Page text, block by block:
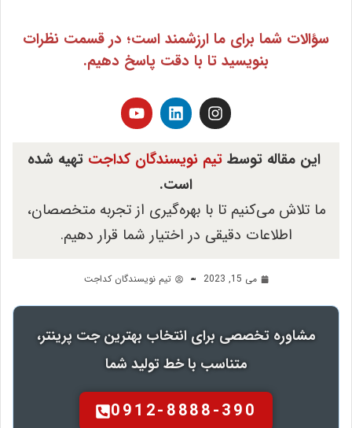
سؤالات شما برای ما ارزشمند است؛ در قسمت نظرات
بنویسید تا با دقت پاسخ دهیم.
این مقاله توسطتیم نویسندگان کداجتتهیه شده
است.
ما تلاش می‌کنیم تا با بهره‌گیری از تجربه متخصصان،
اطلاعات دقیقی در اختیار شما قرار دهیم.
می 15, 2023 تیم نویسندگان کداجت
مشاوره تخصصی برای انتخاب بهترین جت پرینتر،
متناسب با خط تولید شما
0912-8888-390